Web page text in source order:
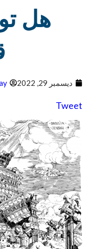
هل
ديسمبر 29, 2022
Tweet